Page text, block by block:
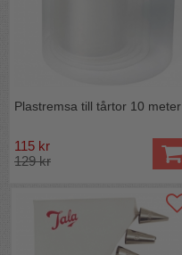
Plastremsa till tårtor 10 meter
115 kr
129 kr